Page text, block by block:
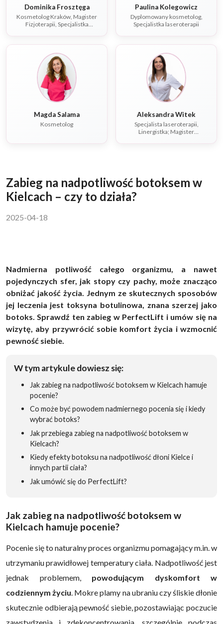
Dominika Frosztęga
Kosmetolog Kraków, Magister
Fizjoterapii, Specjalistka
Paulina Kolegowicz
Dyplomowany kosmetolog,
Specjalistka laseroterapii
Magda Salama
Kosmetolog
Aleksandra Witek
Specjalista laseroterapii,
Linergistka; Magister
Zabieg na nadpotliwość botoksem w
Kielcach – czy to działa?
2025-04-18
Nadmierna potliwość całego organizmu, a nawet
pojedynczych sfer, jak stopy czy pachy, może znacząco
obniżać jakość życia. Jednym ze skutecznych sposobów
jej leczenia jest toksyna botulinowa, znana szerzej jako
botoks. Sprawdź ten zabieg w PerfectLift i umów się na
wizytę, aby przywrócić sobie komfort życia i wzmocnić
pewność siebie.
W tym artykule dowiesz się:
Jak zabieg na nadpotliwość botoksem w Kielcach hamuje
pocenie?
Co może być powodem nadmiernego pocenia się i kiedy
wybrać botoks?
Jak przebiega zabieg na nadpotliwość botoksem w
Kielcach?
Kiedy efekty botoksu na nadpotliwość dłoni Kielce i
innych partii ciała?
Jak umówić się do PerfectLift?
Jak zabieg na nadpotliwość botoksem w
Kielcach hamuje pocenie?
Pocenie się to naturalny proces organizmu pomagający m.in. w
utrzymaniu prawidłowej temperatury ciała. Nadpotliwość jest
jednak problemem, powodującym dyskomfort w
codziennym życiu. Mokre plamy na ubraniu czy śliskie dłonie
skutecznie odbierają pewność siebie, pozostawiając poczucie